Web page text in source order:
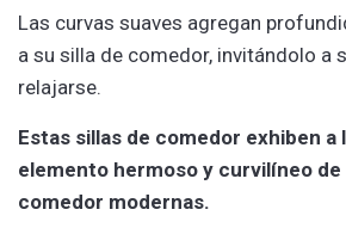
Las curvas suaves agregan
a su silla de comedor, invitándolo a
relajarse.
Estas sillas de comedor exhiben
elemento hermoso y curvilíneo de
comedor modernas.